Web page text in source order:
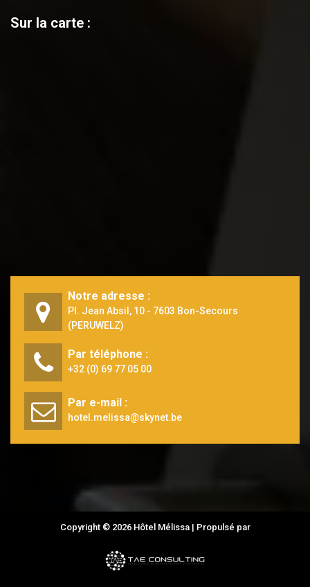
Sur la carte :
Notre adresse :
Pl. Jean Absil, 10 - 7603 Bon-Secours
(PERUWELZ)
Par téléphone :
+32 (0) 69 77 05 00
Par e-mail :
hotel.melissa@skynet.be
Copyright © 2026 Hôtel Mélissa | Propulsé par